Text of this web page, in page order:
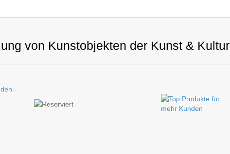
von Kunstobjekten der Kunst & Kultur